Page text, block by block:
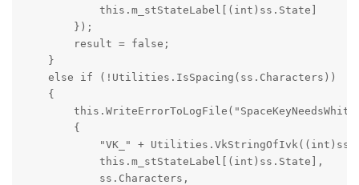
            this.m_stStateLabel[(int)ss.State]
        });
        result = false;
    }
    else if (!Utilities.IsSpacing(ss.Characters))
    {
        {
"VK_" +
            this.m_stStateLabel[(int)ss.State],
            ss.Characters,